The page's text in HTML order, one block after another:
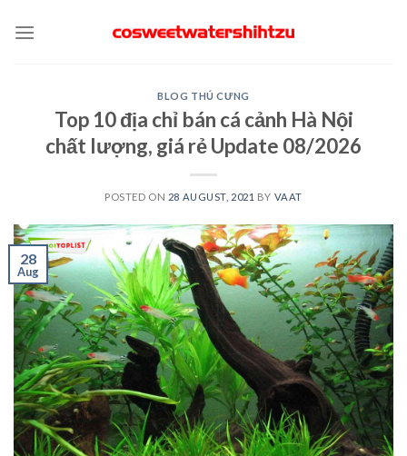
BLOG THÚ CƯNG
Top 10 địa chỉ bán cá cảnh Hà Nội
chất lượng, giá rẻ Update 08/2026
POSTED ON 28 AUGUST, 2021 BY VAAT
28
Aug